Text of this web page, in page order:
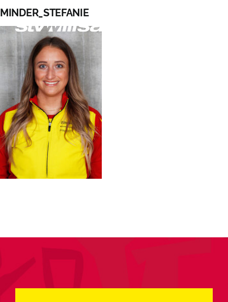
Inhalt
springen
MINDER_STEFANIE